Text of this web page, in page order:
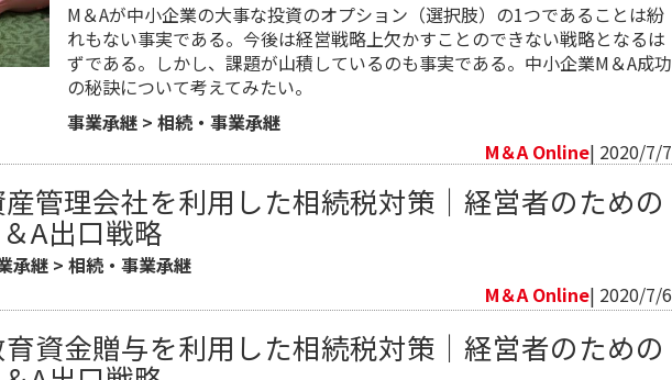
M＆Aが中小企業の大事な投資のオプション（選択肢）の1つであることは紛
れもない事実である。今後は経営戦略上欠かすことのできない戦略となるは
ずである。しかし、課題が山積しているのも事実である。中小企業M＆A成功
の秘訣について考えてみたい。
事業承継> 相続・事業承継
M＆A Online| 2020/7/7
管理会社を利用した相続税対策｜経営者のための
A出口戦略
承継 >相続・事業承継
M＆A Online| 2020/7/6
資金贈与を利用した相続税対策｜経営者のための